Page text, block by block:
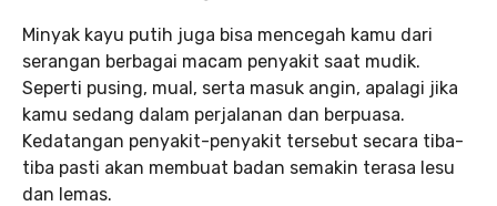
Minyak kayu putih juga bisa mencegah kamu dari
serangan berbagai macam penyakit saat mudik.
Seperti pusing, mual, serta masuk angin, apalagi jika
kamu sedang dalam perjalanan dan berpuasa.
Kedatangan penyakit-penyakit tersebut secara tiba-
tiba pasti akan membuat badan semakin terasa lesu
dan lemas.